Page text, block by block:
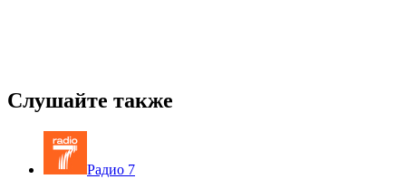
Слушайте также
Радио 7